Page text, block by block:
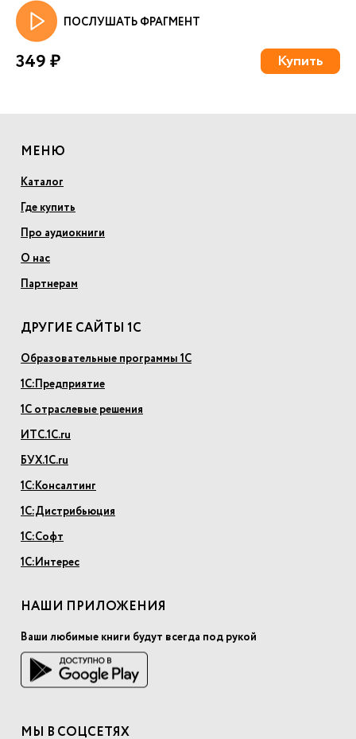
ПОСЛУШАТЬ ФРАГМЕНТ
349 ₽ Купить
МЕНЮ
Каталог
Где купить
Про аудиокниги
О нас
Партнерам
ДРУГИЕ САЙТЫ 1С
Образовательные программы 1С
1С:Предприятие
1С отраслевые решения
ИТС.1С.ru
БУХ.1С.ru
1С:Консалтинг
1С:Дистрибьюция
1С:Софт
1С:Интерес
НАШИ ПРИЛОЖЕНИЯ
Ваши любимые книги будут всегда под рукой
МЫ В СОЦСЕТЯХ